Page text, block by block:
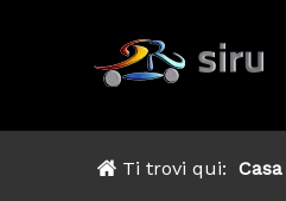
Ti trovi qui: Casa